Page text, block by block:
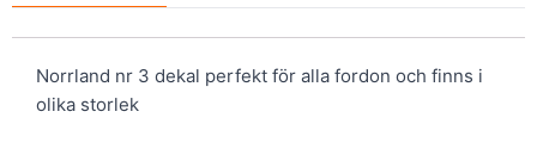
Norrland nr 3 dekal perfekt för alla fordon och finns i
olika storlek